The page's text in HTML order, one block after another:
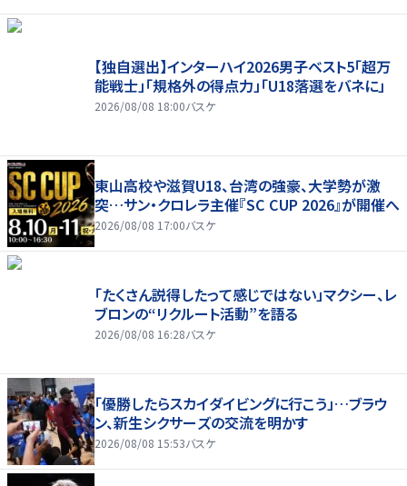
【独自選出】インターハイ2026男子ベスト5「超万
能戦士」「規格外の得点力」「U18落選をバネに」
2026/08/08 18:00バスケ
東山高校や滋賀U18、台湾の強豪、大学勢が激
突…サン・クロレラ主催『SC CUP 2026』が開催へ
2026/08/08 17:00バスケ
「たくさん説得したって感じではない」マクシー、レ
ブロンの“リクルート活動”を語る
2026/08/08 16:28バスケ
「優勝したらスカイダイビングに行こう」…ブラウ
ン、新生シクサーズの交流を明かす
2026/08/08 15:53バスケ